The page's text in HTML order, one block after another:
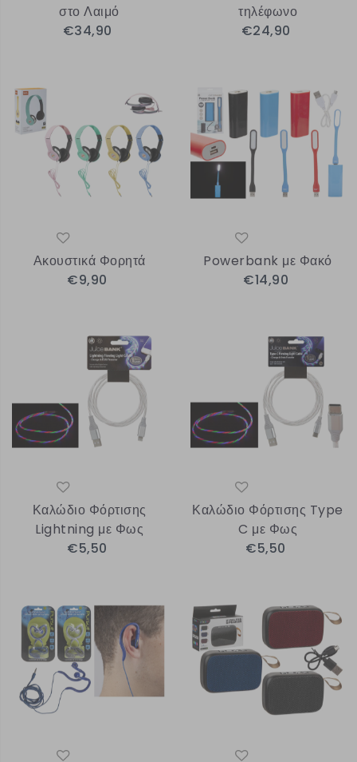
στο Λαιμό
€34,90
τηλέφωνο
€24,90
Ακουστικά Φορητά
€9,90
Powerbank με Φακό
€14,90
Καλώδιο Φόρτισης
Lightning με Φως
€5,50
Καλώδιο Φόρτισης Type
C με Φως
€5,50